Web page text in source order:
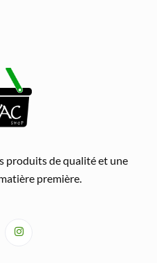
produits de qualité et une
première.